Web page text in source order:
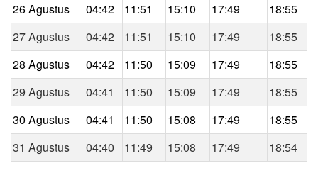
26 Agustus
04:42 11:51 15:10 17:49
18:55
27 Agustus
04:42 11:51 15:10 17:49
18:55
28 Agustus
04:42 11:50 15:09 17:49
18:55
29 Agustus
04:41 11:50 15:09 17:49
18:55
30 Agustus
04:41 11:50 15:08 17:49
18:55
31 Agustus
04:40 11:49 15:08 17:49 18:54